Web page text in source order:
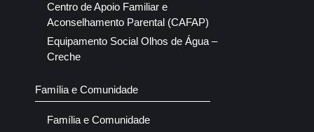
Centro de Apoio Familiar e
Aconselhamento Parental (CAFAP)
Equipamento Social Olhos de Água –
Creche
Família e Comunidade
Família e Comunidade